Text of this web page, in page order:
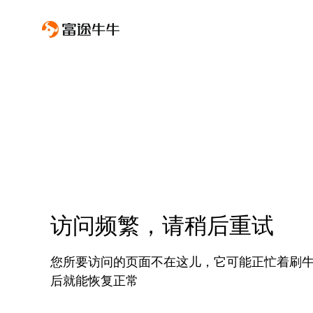
访问频繁，请稍后重试
您所要访问的页面不在这儿，它可能正忙着刷
后就能恢复正常